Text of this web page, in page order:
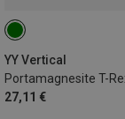
YY Vertical
Portamagnesite T-
27,11 €
ONE SIZE